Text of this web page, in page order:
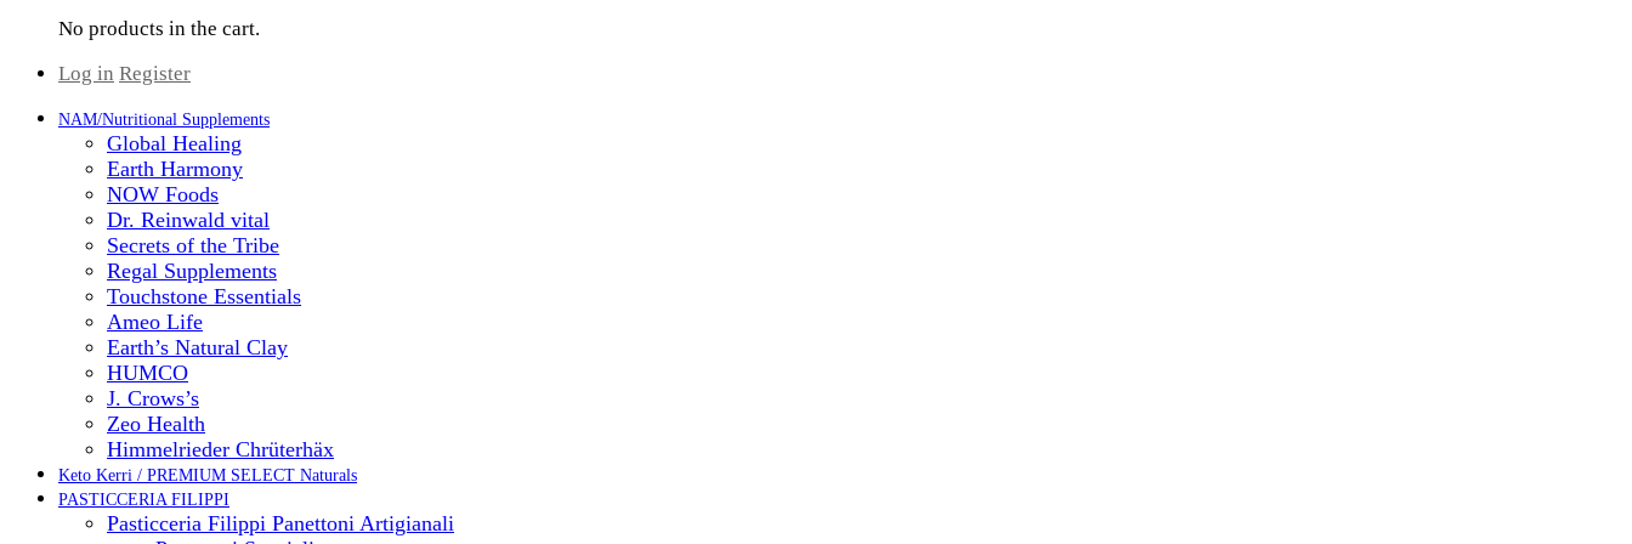
No products in the cart.
Log in Register
NAM/Nutritional Supplements
Global Healing
Earth Harmony
NOW Foods
Dr. Reinwald vital
Secrets of the Tribe
Regal Supplements
Touchstone Essentials
Ameo Life
Earth’s Natural Clay
HUMCO
J. Crows’s
Zeo Health
Himmelrieder Chrüterhäx
Keto Kerri / PREMIUM SELECT Naturals
PASTICCERIA FILIPPI
Pasticceria Filippi Panettoni Artigianali